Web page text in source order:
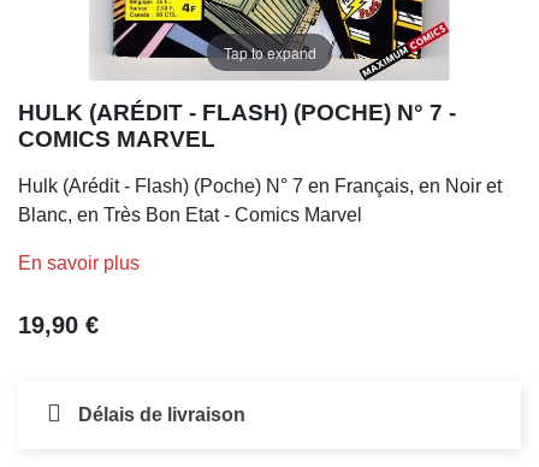
Tap to expand
HULK (ARÉDIT - FLASH) (POCHE) N° 7 -
COMICS MARVEL
Hulk (Arédit - Flash) (Poche) N° 7 en Français, en Noir et
Blanc, en Très Bon Etat - Comics Marvel
En savoir plus
19,90 €
Délais de livraison